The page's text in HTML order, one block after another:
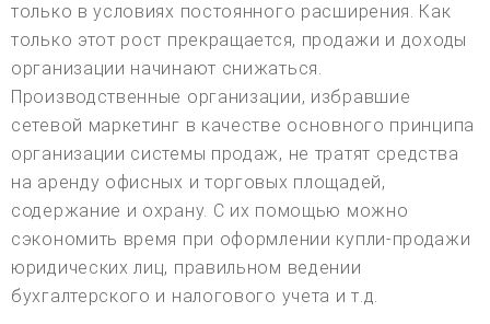
только в условиях постоянного расширения. Как
только этот рост прекращается, продажи и доходы
организации начинают снижаться.
Производственные организации, избравшие
сетевой маркетинг в качестве основного принципа
организации системы продаж, не тратят средства
на аренду офисных и торговых площадей,
содержание и охрану. С их помощью можно
сэкономить время при оформлении купли-продажи
юридических лиц, правильном ведении
бухгалтерского и налогового учета и т.д.